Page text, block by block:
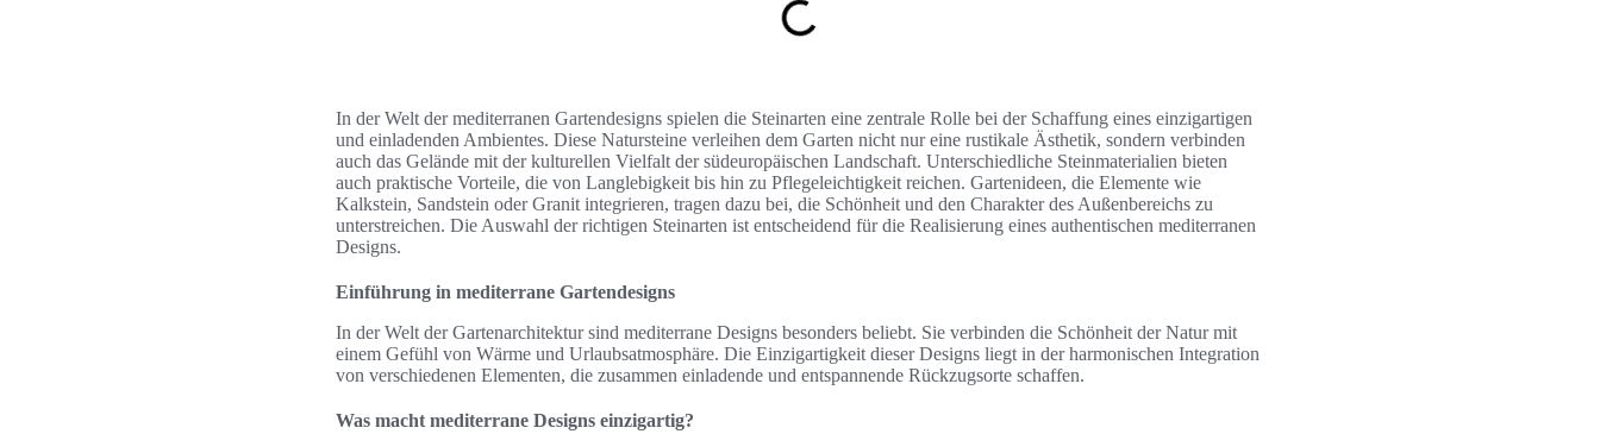
In der Welt der mediterranen Gartendesigns spielen die Steinarten eine zentrale Rolle bei der Schaffung eines einzigartigen
und einladenden Ambientes. Diese Natursteine verleihen dem Garten nicht nur eine rustikale Ästhetik, sondern verbinden
auch das Gelände mit der kulturellen Vielfalt der südeuropäischen Landschaft. Unterschiedliche Steinmaterialien bieten
auch praktische Vorteile, die von Langlebigkeit bis hin zu Pflegeleichtigkeit reichen. Gartenideen, die Elemente wie
Kalkstein, Sandstein oder Granit integrieren, tragen dazu bei, die Schönheit und den Charakter des Außenbereichs zu
unterstreichen. Die Auswahl der richtigen Steinarten ist entscheidend für die Realisierung eines authentischen mediterranen
Designs.
Einführung in mediterrane Gartendesigns
In der Welt der Gartenarchitektur sind mediterrane Designs besonders beliebt. Sie verbinden die Schönheit der Natur mit
einem Gefühl von Wärme und Urlaubsatmosphäre. Die Einzigartigkeit dieser Designs liegt in der harmonischen Integration
von verschiedenen Elementen, die zusammen einladende und entspannende Rückzugsorte schaffen.
Was macht mediterrane Designs einzigartig?